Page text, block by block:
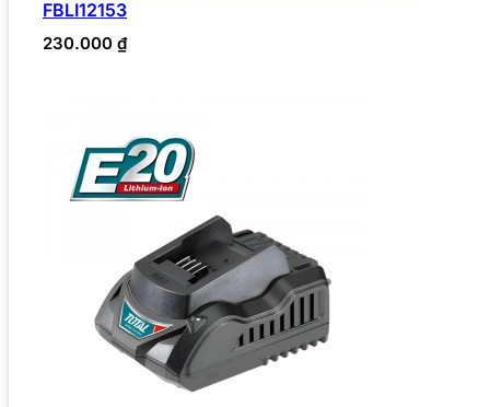
FBLI12153
230.000 ₫